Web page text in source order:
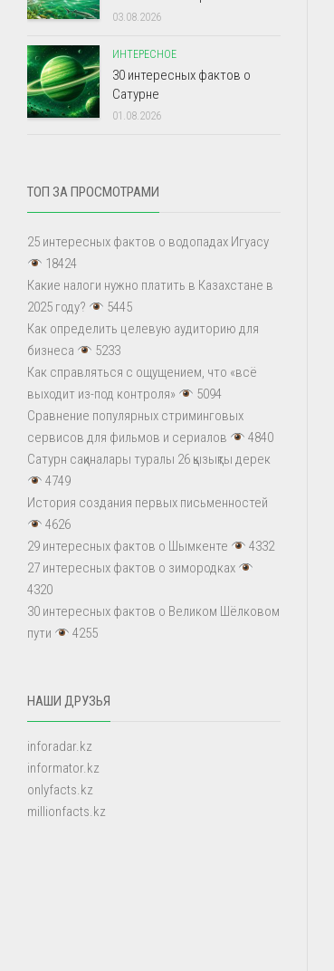
03.08.2026
ИНТЕРЕСНОЕ
30 интересных фактов о
Сатурне
01.08.2026
ТОП ЗА ПРОСМОТРАМИ
25 интересных фактов о водопадах Игуасу
18424
Какие налоги нужно платить в Казахстане в
2025 году?
5445
Как определить целевую аудиторию для
бизнеса
5233
Как справляться с ощущением, что «всё
выходит из-под контроля»
5094
Сравнение популярных стриминговых
сервисов для фильмов и сериалов
4840
Сатурн сақиналары туралы 26 қызықты дерек
4749
История создания первых письменностей
4626
29 интересных фактов о Шымкенте
4332
27 интересных фактов о зимородках
4320
30 интересных фактов о Великом Шёлковом
пути
4255
НАШИ ДРУЗЬЯ
inforadar.kz
informator.kz
onlyfacts.kz
millionfacts.kz